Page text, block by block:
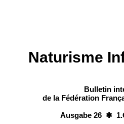
Naturisme
Bulletin
de la Fédération
Ausgabe 26 ✱